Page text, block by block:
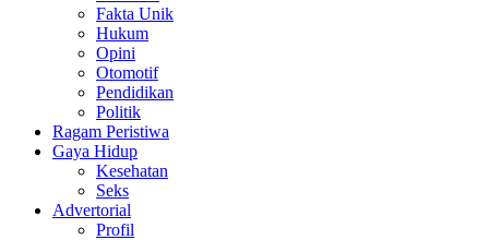
Fakta Unik
Hukum
Opini
Otomotif
Pendidikan
Politik
Ragam Peristiwa
Gaya Hidup
Kesehatan
Seks
Advertorial
Profil